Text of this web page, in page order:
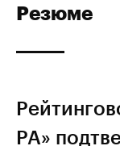
Резюме
РА»